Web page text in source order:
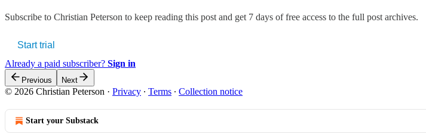
Subscribe to Christian Peterson to keep reading this post and get 7 days of free access to the full post archives.
Start trial
Already a paid subscriber? Sign in
Previous Next
© 2026 Christian Peterson · Privacy ∙ Terms ∙ Collection notice
Start your Substack